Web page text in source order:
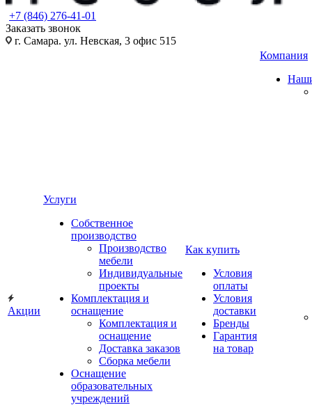
+7 (846) 276-41-01
Заказать звонок
г. Самара. ул. Невская, 3 офис 515
Акции
Услуги
Собственное
производство
Производство
мебели
Индивидуальные
проекты
Комплектация и
оснащение
Комплектация и
оснащение
Доставка заказов
Сборка мебели
Оснащение
образовательных
учреждений
Как купить
Условия
оплаты
Условия
доставки
Бренды
Гарантия
на товар
Компания